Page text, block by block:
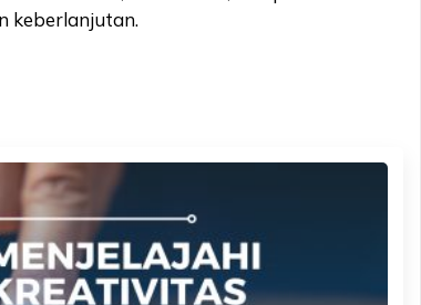
keberlanjutan.